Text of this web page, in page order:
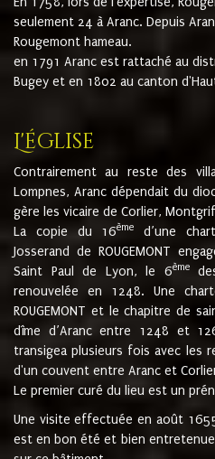
seulement 24 à Aranc. Depuis
Rougemont hameau.
en 1791 Aranc est rattaché au
Bugey et en 1802 au canton
L'église
Contrairement au reste des
Lompnes, Aranc dépendait du
gère les vicaire de Corlier,
La copie du 16ème
d’une
Josserand de ROUGEMONT
Saint Paul de Lyon, le 6ème
renouvelée en 1248. Une
ROUGEMONT et le chapitre de
dîme d’Aranc entre 1248 et
transigea plusieurs fois avec les
d'un couvent entre Aranc et
Le premier curé du lieu est un
Une visite effectuée en août
est en bon été et bien